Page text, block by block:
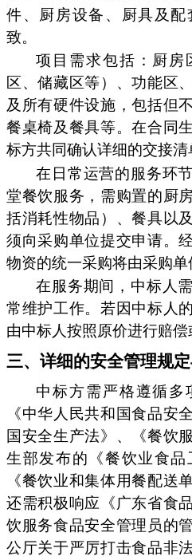
件、厨房设备、厨具及
致。
项目需求包括：厨房
区、储藏区等）、功能区
及所有硬件设施，包括但
餐桌椅及餐具等。在合同
标方共同确认详细的交接清
在日常运营的服务环
堂餐饮服务，需购置的厨
括消耗性物品）、餐具以
须向采购单位提交申请。
物资的统一采购将由采购单
在服务期间，中标人
常维护工作。若因中标人
由中标人按照原价进行赔偿
三、详细的安全管理规
中标方需严格遵循多
《中华人民共和国食品安
国安全生产法》、《餐饮
生部发布的《餐饮业食
《餐饮业和集体用餐配送
还需积极响应《广东省食
饮服务食品安全管理员的
公厅关于严厉打击食品非